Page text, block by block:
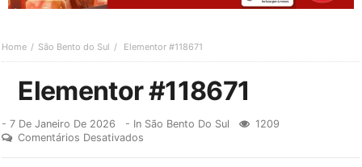
Home São Bento do Sul Elementor #118671
Elementor #118671
-7 De Janeiro De 2026 - In São Bento Do Sul
1209
Comentários Desativados